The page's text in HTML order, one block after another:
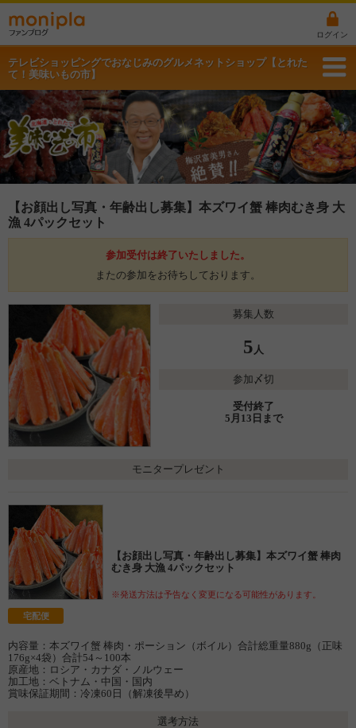
ログイン
テレビショッピングでおなじみのグルメネットショップ【とれた
て！美味いもの市】
【お顔出し写真・年齢出し募集】本ズワイ蟹 棒肉むき身 大
漁 4パックセット
参加受付は終了いたしました。
またの参加をお待ちしております。
募集人数
5 人
参加〆切
受付終了
5月13日まで
モニタープレゼント
【お顔出し写真・年齢出し募集】本ズワイ蟹 棒肉
むき身 大漁 4パックセット
※発送方法は予告なく変更になる可能性があります。
宅配便
内容量：本ズワイ蟹 棒肉・ポーション（ボイル）合計総重量880g（正味
176g×4袋）合計54～100本
原産地：ロシア・カナダ・ノルウェー
加工地：ベトナム・中国・国内
賞味保証期間：冷凍60日（解凍後早め）
選考方法